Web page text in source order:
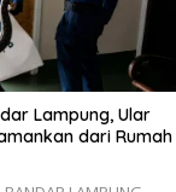
Lampung, Ular
dari Rumah